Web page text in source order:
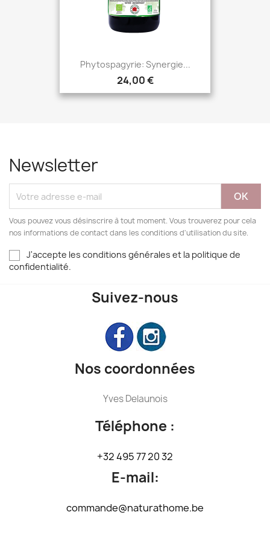
Phytospagyrie: Synergie...
24,00 €
Newsletter
Vous pouvez vous désinscrire à tout moment. Vous trouverez pour cela
nos informations de contact dans les conditions d'utilisation du site.
J'accepte les conditions générales et la politique de
confidentialité.
Suivez-nous
Nos coordonnées
Yves Delaunois
Téléphone :
+32 495 77 20 32
E-mail:
commande@naturathome.be